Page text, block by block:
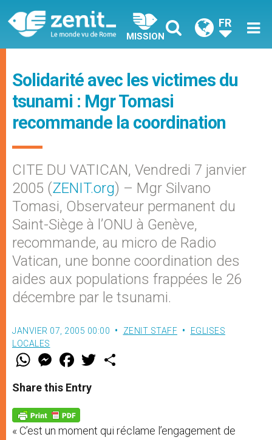
MISSION
FR
Solidarité avec les victimes du
tsunami : Mgr Tomasi
recommande la coordination
CITE DU VATICAN, Vendredi 7 janvier
2005 (ZENIT.org) – Mgr Silvano
Tomasi, Observateur permanent du
Saint-Siège à l’ONU à Genève,
recommande, au micro de Radio
Vatican, une bonne coordination des
aides aux populations frappées le 26
décembre par le tsunami.
JANVIER 07, 2005 00:00 ZENIT STAFF
EGLISES
LOCALES
W
t
s
p
p
M
e
s
e
g
e
r
F
a
e
b
o
k
w
Share this Entry
« C’est un moment qui réclame l’engagement de